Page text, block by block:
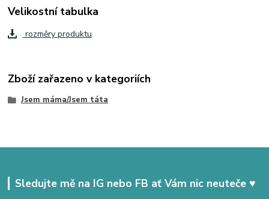
Velikostní tabulka
rozměry produktu
Zboží zařazeno v kategoriích
Jsem máma/Jsem táta
Sledujte mě na IG nebo FB ať Vám nic neuteče ♥